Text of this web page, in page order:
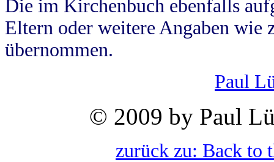
Die im Kirchenbuch ebenfalls
Eltern oder weitere Angaben wie
übernommen.
Paul
© 2009 by Paul
zurück zu: Back to